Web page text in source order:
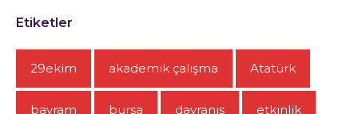
Etiketler
29ekim akademik çalışma Atatürk
bayram bursa davranış etkinlik